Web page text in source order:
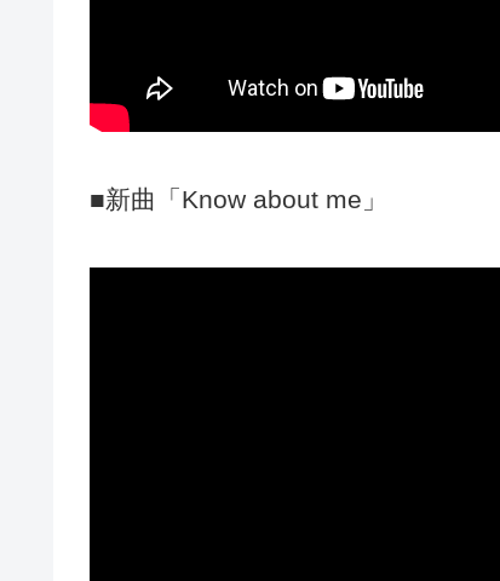
■新曲「Know about me」